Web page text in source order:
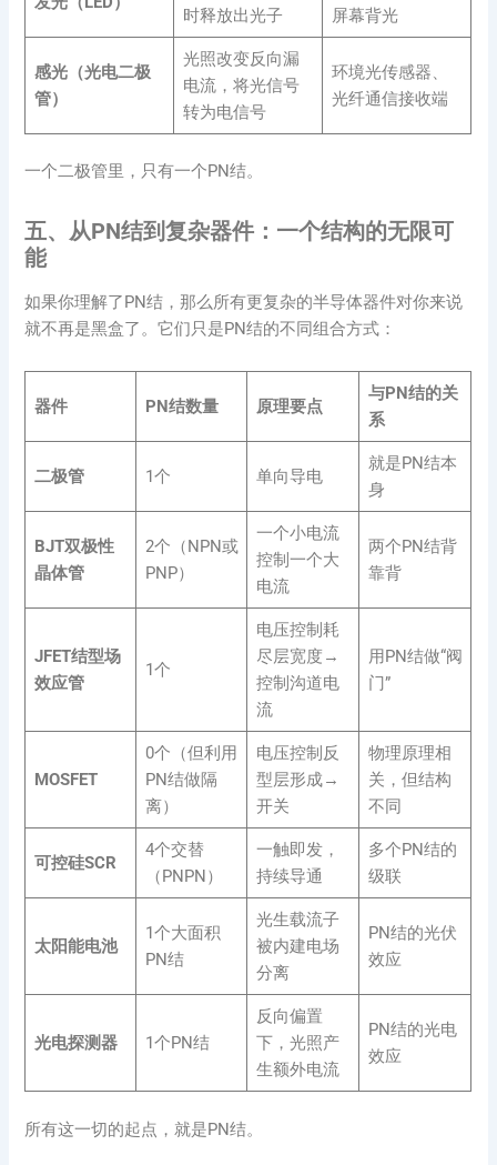
时释放出光子 屏幕背光
感光（光电二极
管）
光照改变反向漏
电流，将光信号
转为电信号
环境光传感器、
光纤通信接收端
一个二极管里，只有一个PN结。
五、从PN结到复杂器件：一个结构的无限可
能
如果你理解了PN结，那么所有更复杂的半导体器件对你来说
就不再是黑盒了。它们只是PN结的不同组合方式：
器件 PN结数量 原理要点
与PN结的关
系
二极管 1个 单向导电
就是PN结本
身
BJT双极性
晶体管
2个（NPN或
PNP）
一个小电流
控制一个大
电流
两个PN结背
靠背
JFET结型场
效应管
1个
电压控制耗
尽层宽度→
控制沟道电
流
用PN结做“阀
门”
MOSFET
0个（但利用
PN结做隔
离）
电压控制反
型层形成→
开关
物理原理相
关，但结构
不同
可控硅SCR
4个交替
（PNPN）
一触即发，
持续导通
多个PN结的
级联
太阳能电池
1个大面积
PN结
光生载流子
被内建电场
分离
PN结的光伏
效应
光电探测器 1个PN结
反向偏置
下，光照产
生额外电流
PN结的光电
效应
所有这一切的起点，就是PN结。